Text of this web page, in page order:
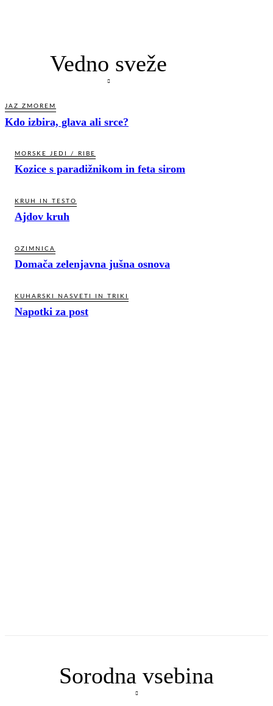
Vedno sveže
JAZ ZMOREM
Kdo izbira, glava ali srce?
MORSKE JEDI / RIBE
Kozice s paradižnikom in feta sirom
KRUH IN TESTO
Ajdov kruh
OZIMNICA
Domača zelenjavna jušna osnova
KUHARSKI NASVETI IN TRIKI
Napotki za post
Sorodna vsebina